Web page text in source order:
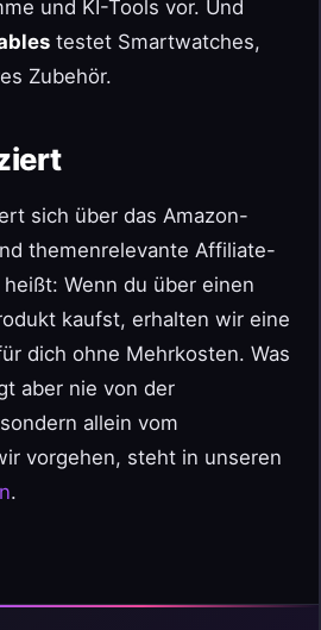
und KI-Tools vor. Und
testet Smartwatches,
Zubehör.
sich über das Amazon-
themenrelevante Affiliate-
Wenn du über einen
kaufst, erhalten wir eine
dich ohne Mehrkosten. Was
aber nie von der
allein vom
vorgehen, steht in unseren
.